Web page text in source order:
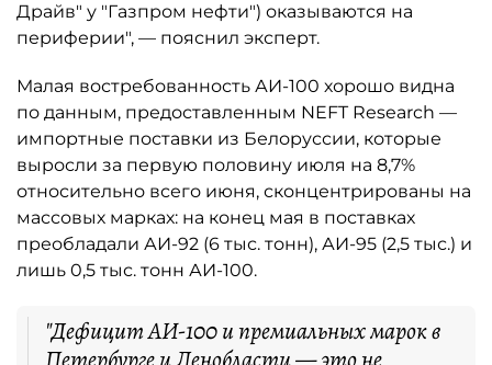
Драйв" у "Газпром нефти") оказываются на
периферии", — пояснил эксперт.
Малая востребованность АИ-100 хорошо видна
по данным, предоставленным NEFT Research —
импортные поставки из Белоруссии, которые
выросли за первую половину июля на 8,7%
относительно всего июня, сконцентрированы на
массовых марках: на конец мая в поставках
преобладали АИ-92 (6 тыс. тонн), АИ-95 (2,5 тыс.) и
лишь 0,5 тыс. тонн АИ-100.
"Дефицит АИ-100 и премиальных марок в